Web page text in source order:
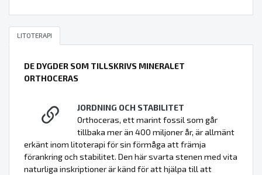
LITOTERAPI
DE DYGDER SOM TILLSKRIVS MINERALET
ORTHOCERAS
JORDNING OCH STABILITET
Orthoceras, ett marint fossil som går
tillbaka mer än 400 miljoner år, är allmänt
erkänt inom litoterapi för sin förmåga att främja
förankring och stabilitet. Den här svarta stenen med vita
naturliga inskriptioner är känd för att hjälpa till att